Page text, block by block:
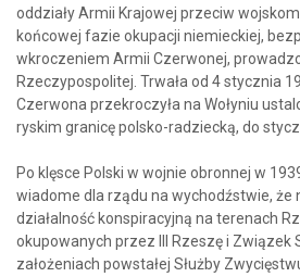
oddziały Armii Krajowej przeciw
końcowej fazie okupacji niemieckiej,
wkroczeniem Armii Czerwonej,
Rzeczypospolitej. Trwała od 4 stycznia
Czerwona przekroczyła na Wołyniu
ryskim granicę polsko-radziecką, do
Po klęsce Polski w wojnie obronnej w
wiadome dla rządu na wychodźstwie, że
działalność konspiracyjną na terenach
okupowanych przez III Rzeszę i Związek
założeniach powstałej Służby